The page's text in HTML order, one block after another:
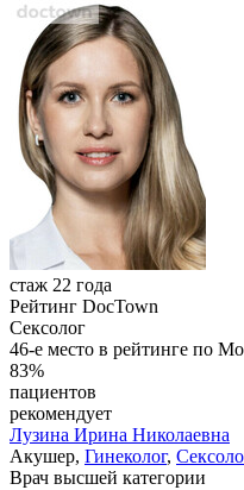
стаж 22 года
Рейтинг DocTown
Сексолог
46-е место в рейтинге по
83%
пациентов
рекомендует
Лузина Ирина Николаевна
Акушер, Гинеколог,
Врач высшей категории